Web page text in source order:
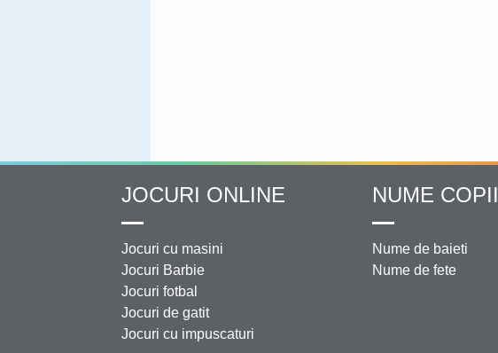
JOCURI ONLINE
Jocuri cu masini
Jocuri Barbie
Jocuri fotbal
Jocuri de gatit
Jocuri cu impuscaturi
NUME COPII
Nume de baieti
Nume de fete